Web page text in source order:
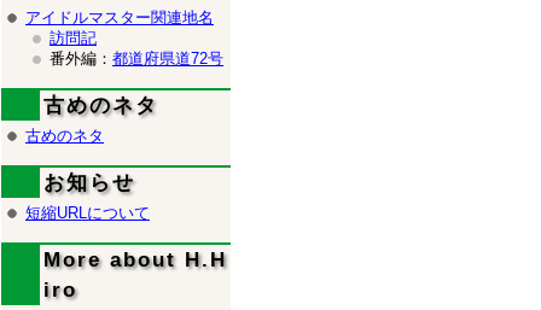
アイドルマスター関連地名
訪問記
番外編： 都道府県道72号
古めのネタ
古めのネタ
お知らせ
短縮URLについて
More about H.H
iro